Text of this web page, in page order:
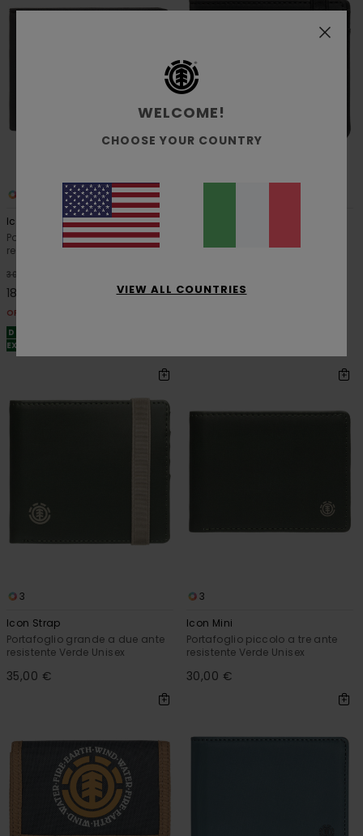
Icon Mini
Portafoglio piccolo a tre ante
resistente Nero Unisex
30,00 €
18,00 €
OFFERTE
DOPPIA OFFERTA 25% DI SCONTO
EXTRA
resistente Nero Unisex
21,00 €
3
Icon Strap
Portafoglio grande a due ante
resistente Verde Unisex
35,00 €
3
Icon Mini
Portafoglio piccolo a tre ante
resistente Verde Unisex
30,00 €
WELCOME!
CHOOSE YOUR COUNTRY
VIEW ALL COUNTRIES